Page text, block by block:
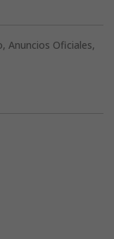
Anuncios Oficiales,